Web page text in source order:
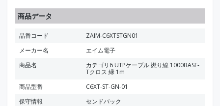
商品データ
品番コード
ZAIM-C6XTSTGN01
メーカー名
エイム電子
商品名
カテゴリ6 UTPケーブル 撚り線 1000BASE-
Tクロス 緑 1m
商品型番
C6XT-ST-GN-01
保守情報
センドバック